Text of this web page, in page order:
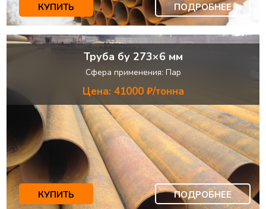
КУПИТЬ ПОДРОБНЕЕ
Труба бу 273×6 мм
Сфера применения: Пар
Цена: 41000 ₽/тонна
КУПИТЬ ПОДРОБНЕЕ